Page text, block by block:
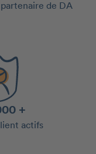
de DA
+
actifs